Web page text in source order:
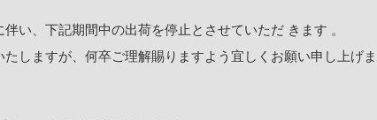
い、下記期間中の出荷を停止とさせていただ きます 。
しますが、何卒ご理解賜りますよう宜しくお願い申し上げま